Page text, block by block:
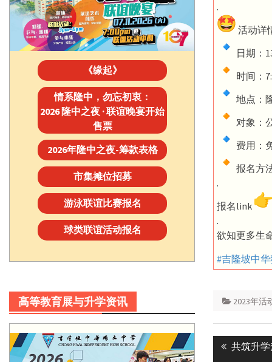
.
活动详
日期：
时间：
地点：
对象：
费用：
报名方
.
报名link
.
欲知更多生
#吉隆坡中
2023年活
Post
Previous
共筑升
《缘起》
情系隆中，勿忘初衷：
2026 隆中之夜 · 联谊晚宴开始
售票
2026年隆中之夜-筹款表格
市集摊位招募
游泳联谊比赛报名
球类联谊活动报名
高等教育展与升学资讯